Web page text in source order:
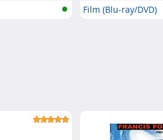
Film (Blu-ray/DVD)